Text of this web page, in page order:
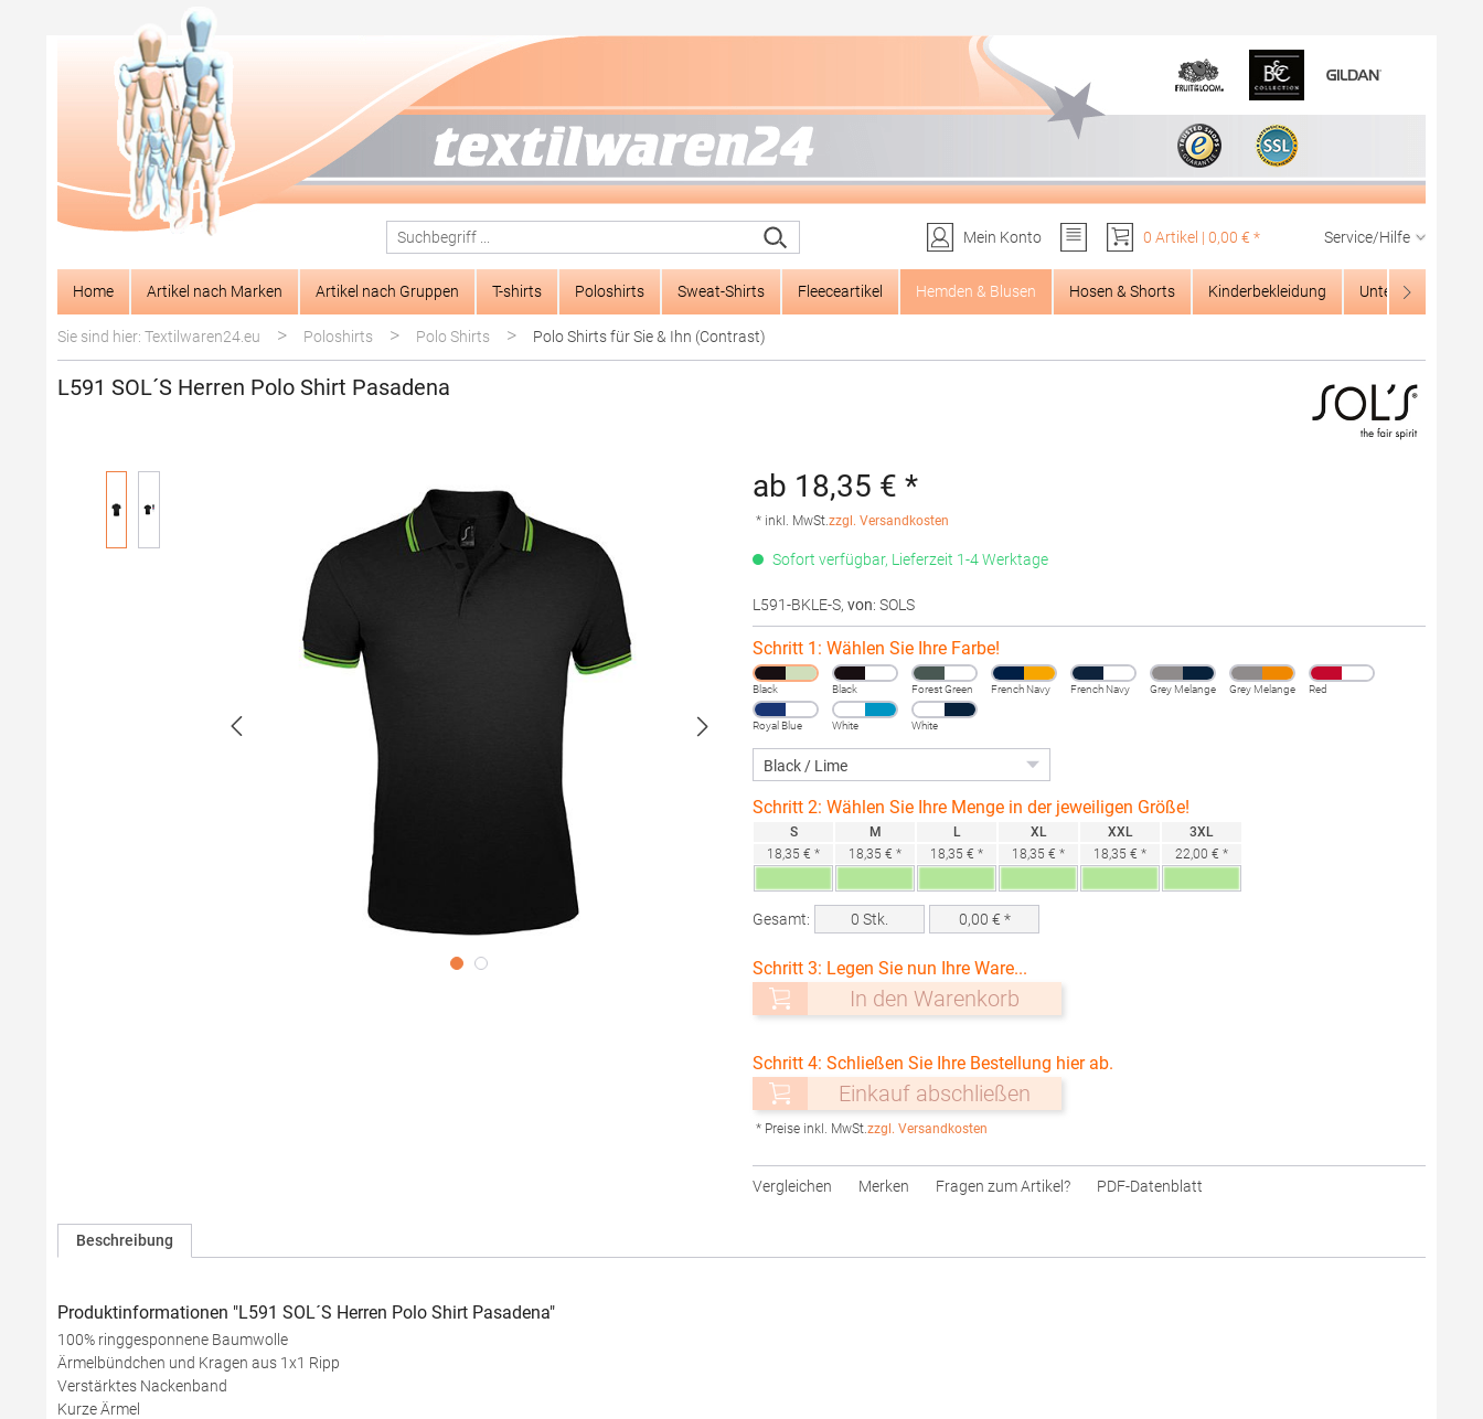
Zur Hauptnavigation springen
Mein Konto
0 Artikel | 0,00 € * Service/Hilfe
Home Artikel nach Marken Artikel nach Gruppen T-shirts Poloshirts Sweat-Shirts Fleeceartikel Hemden & Blusen Hosen & Shorts Kinderbekleidung Unterwäsche
Sie sind hier: Textilwaren24.eu > Poloshirts > Polo Shirts > Polo Shirts für Sie & Ihn (Contrast)
L591 SOL´S Herren Polo Shirt Pasadena
ab 18,35 € *
* inkl. MwSt.zzgl. Versandkosten
Sofort verfügbar, Lieferzeit 1-4 Werktage
L591-BKLE-S, von: SOLS
Schritt 1: Wählen Sie Ihre Farbe!
Black Black Forest Green French Navy French Navy Grey Melange Grey Melange Red
Royal Blue White White
Schritt 2: Wählen Sie Ihre Menge in der jeweiligen Größe!
S
18,35 € *
M
18,35 € *
L
18,35 € *
XL
18,35 € *
XXL
18,35 € *
3XL
22,00 € *
Gesamt: 0 Stk. 0,00 € *
Schritt 3: Legen Sie nun Ihre Ware...
In den Warenkorb
Schritt 4: Schließen Sie Ihre Bestellung hier ab.
Einkauf abschließen
* Preise inkl. MwSt.zzgl. Versandkosten
Vergleichen Merken Fragen zum Artikel? PDF-Datenblatt
Beschreibung
Produktinformationen "L591 SOL´S Herren Polo Shirt Pasadena"
100% ringgesponnene Baumwolle
Ärmelbündchen und Kragen aus 1x1 Ripp
Verstärktes Nackenband
Kurze Ärmel